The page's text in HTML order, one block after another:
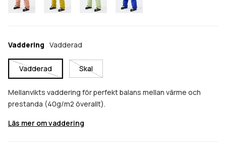
Vaddering Vadderad
Vadderad Skal
Mellanvikts vaddering för perfekt balans mellan värme och
prestanda (40g/m2 överallt).
Läs mer om vaddering